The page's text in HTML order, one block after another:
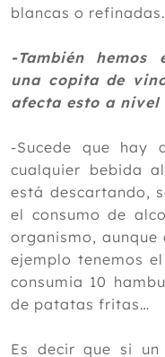
blancas o refinadas.
-También hemos
una copita de
afecta esto a
-Sucede que hay
cualquier bebida
está descartando,
el consumo de
organismo,
ejemplo tenemos
consumia 10
de patatas fritas…
Es decir que si